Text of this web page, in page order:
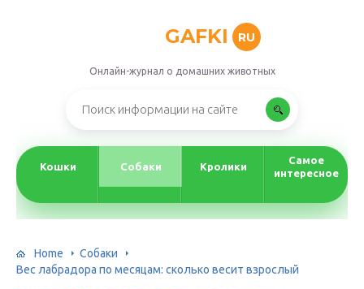
GAFKI RU
Онлайн-журнал о домашних животных
Кошки Собаки Кролики
Самое
интересное
Home
Собаки
Вес лабрадора по месяцам: сколько весит взрослый